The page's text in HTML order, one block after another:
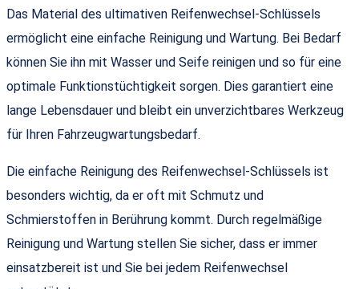
Das Material des ultimativen Reifenwechsel-Schlüssels
ermöglicht eine einfache Reinigung und Wartung. Bei Bedarf
können Sie ihn mit Wasser und Seife reinigen und so für eine
optimale Funktionstüchtigkeit sorgen. Dies garantiert eine
lange Lebensdauer und bleibt ein unverzichtbares Werkzeug
für Ihren Fahrzeugwartungsbedarf.
Die einfache Reinigung des Reifenwechsel-Schlüssels ist
besonders wichtig, da er oft mit Schmutz und
Schmierstoffen in Berührung kommt. Durch regelmäßige
Reinigung und Wartung stellen Sie sicher, dass er immer
einsatzbereit ist und Sie bei jedem Reifenwechsel